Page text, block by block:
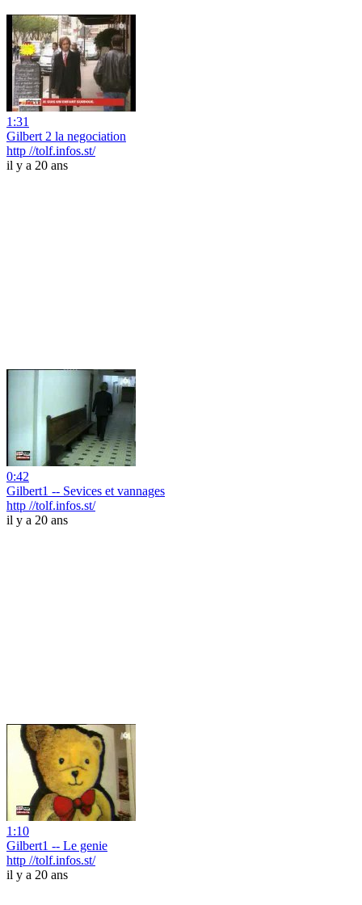
1:31
Gilbert 2 la negociation
http //tolf.infos.st/
il y a 20 ans
0:42
Gilbert1 -- Sevices et vannages
http //tolf.infos.st/
il y a 20 ans
1:10
Gilbert1 -- Le genie
http //tolf.infos.st/
il y a 20 ans